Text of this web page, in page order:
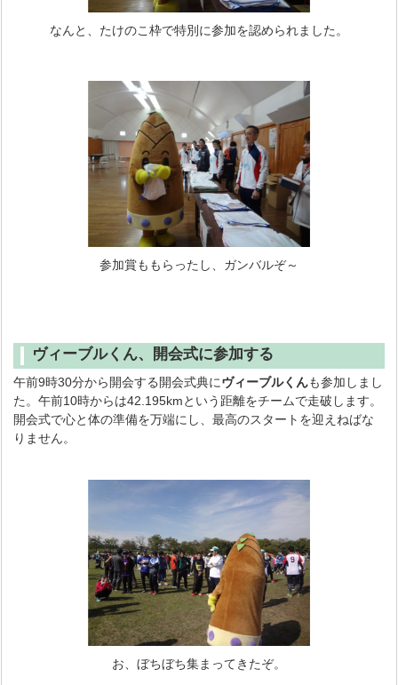
なんと、たけのこ枠で特別に参加を認められました。
参加賞ももらったし、ガンバルぞ～
ヴィーブルくん、開会式に参加する
午前9時30分から開会する開会式典にヴィーブルくんも参加しまし
た。午前10時からは42.195kmという距離をチームで走破します。
開会式で心と体の準備を万端にし、最高のスタートを迎えねばな
りません。
お、ぼちぼち集まってきたぞ。